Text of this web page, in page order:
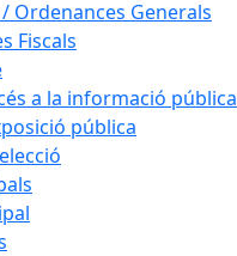
Ordenances Generals
Fiscals
a la informació pública
pública